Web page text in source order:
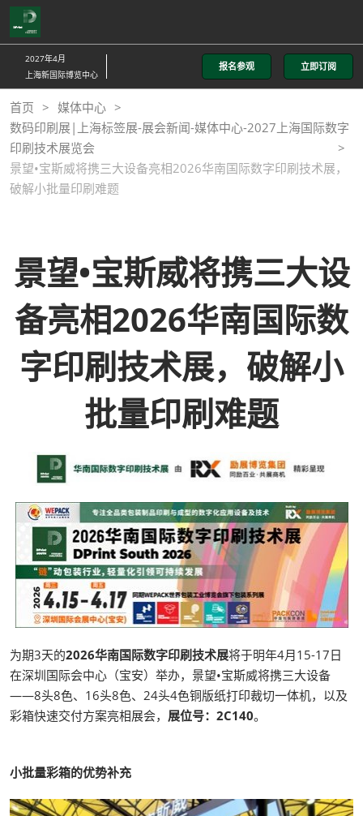
直
接
跳
至
内
容
2027年4月
上海新国际博览中心
报名参观 立即订阅
首页
媒体中心
数码印刷展|上海标签展-展会新闻-媒体中心-2027上海国际数字
印刷技术展览会
景望•宝斯威将携三大设备亮相2026华南国际数字印刷技术展，
破解小批量印刷难题
景望•宝斯威将携三大设
备亮相2026华南国际数
字印刷技术展，破解小
批量印刷难题
为期3天的2026华南国际数字印刷技术展将于明年4月15-17日
在深圳国际会中心（宝安）举办，景望•宝斯威将携三大设备
——8头8色、16头8色、24头4色铜版纸打印裁切一体机，以及
彩箱快速交付方案亮相展会， 展位号：2C140。
小批量彩箱的优势补充